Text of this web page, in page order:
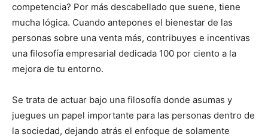
competencia? Por más descabellado que suene, tiene
mucha lógica. Cuando antepones el bienestar de las
personas sobre una venta más, contribuyes e incentivas
una filosofía empresarial dedicada 100 por ciento a la
mejora de tu entorno.
Se trata de actuar bajo una filosofía donde asumas y
juegues un papel importante para las personas dentro de
la sociedad, dejando atrás el enfoque de solamente